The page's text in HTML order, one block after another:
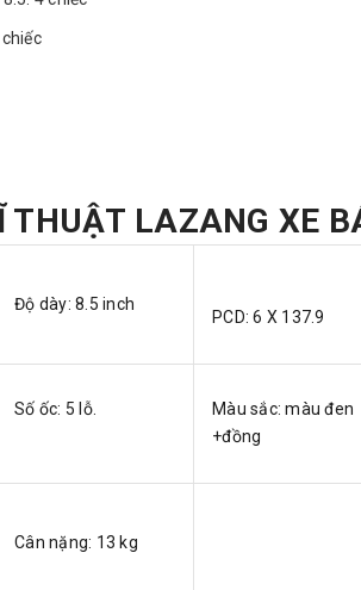
THUẬT LAZANG XE
Độ dày: 8.5 inch
PCD: 6 X 137.9
Số ốc: 5 lỗ.
Màu sắc: màu đen
+đồng
Cân nặng: 13 kg